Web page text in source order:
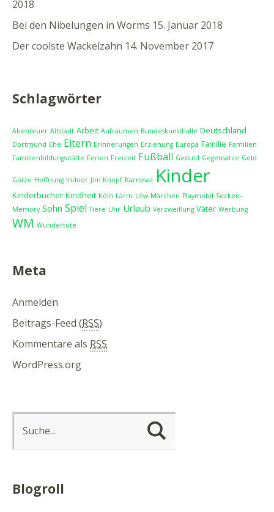
2018
Bei den Nibelungen in Worms 15. Januar 2018
Der coolste Wackelzahn 14. November 2017
Schlagwörter
Abenteuer Altstadt Arbeit Aufräumen Bundeskunsthalle Deutschland
Dortmund Ehe Eltern Erinnerungen Erziehung Europa Familie Familien
Familienbildungsstätte Ferien Freizeit Fußball Geduld Gegensätze Geld
Götze Hoffnung Indoor Jim Knopf Karneval Kinder
Kinderbücher Kindheit Köln Lärm Löw Märchen Playmobil Socken-
Memory Sohn Spiel Tiere Uhr Urlaub Verzweiflung Väter Werbung
WM Wundertüte
Meta
Anmelden
Beitrags-Feed (RSS)
Kommentare als RSS
WordPress.org
Blogroll